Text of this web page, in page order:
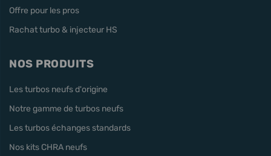
Offre pour les pros
Rachat turbo & injecteur HS
NOS PRODUITS
Les turbos neufs d'origine
Notre gamme de turbos neufs
Les turbos échanges standards
Nos kits CHRA neufs